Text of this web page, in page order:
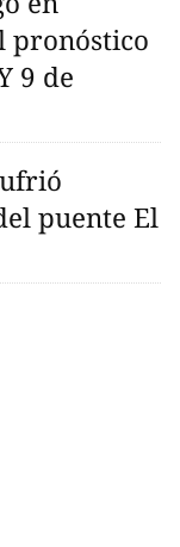
pronóstico
9 de
puente El